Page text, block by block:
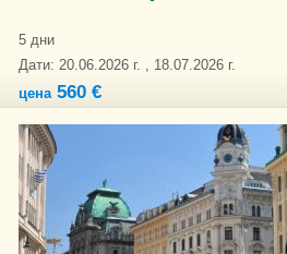
5 дни
Дати: 20.06.2026 г. , 18.07.2026 г.
цена560 €